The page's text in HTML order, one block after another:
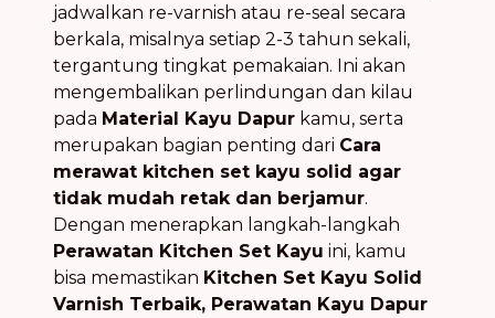
jadwalkan re-varnish atau re-seal secara
berkala, misalnya setiap 2-3 tahun sekali,
tergantung tingkat pemakaian. Ini akan
mengembalikan perlindungan dan kilau
pada Material Kayu Dapur kamu, serta
merupakan bagian penting dari Cara
merawat kitchen set kayu solid agar
tidak mudah retak dan berjamur.
Dengan menerapkan langkah-langkah
Perawatan Kitchen Set Kayu ini, kamu
bisa memastikan Kitchen Set Kayu Solid
Varnish Terbaik, Perawatan Kayu Dapur